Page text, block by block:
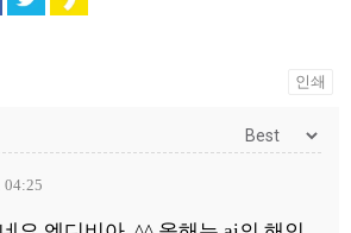
인쇄
04:25